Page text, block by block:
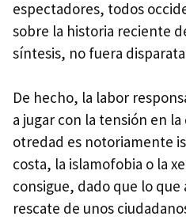
espectadores, todos
sobre la historia reciente
síntesis, no fuera
De hecho, la labor
a jugar con la tensión en
otredad es notoriamente
costa, la islamofobia o la
consigue, dado que lo
rescate de unos